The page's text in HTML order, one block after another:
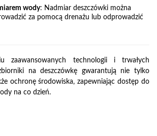
wody: Nadmiar deszczówki można
za pomocą drenażu lub odprowadzić
zaawansowanych technologii i trwałych
na deszczówkę gwarantują nie tylko
ochronę środowiska, zapewniając dostęp do
na co dzień.